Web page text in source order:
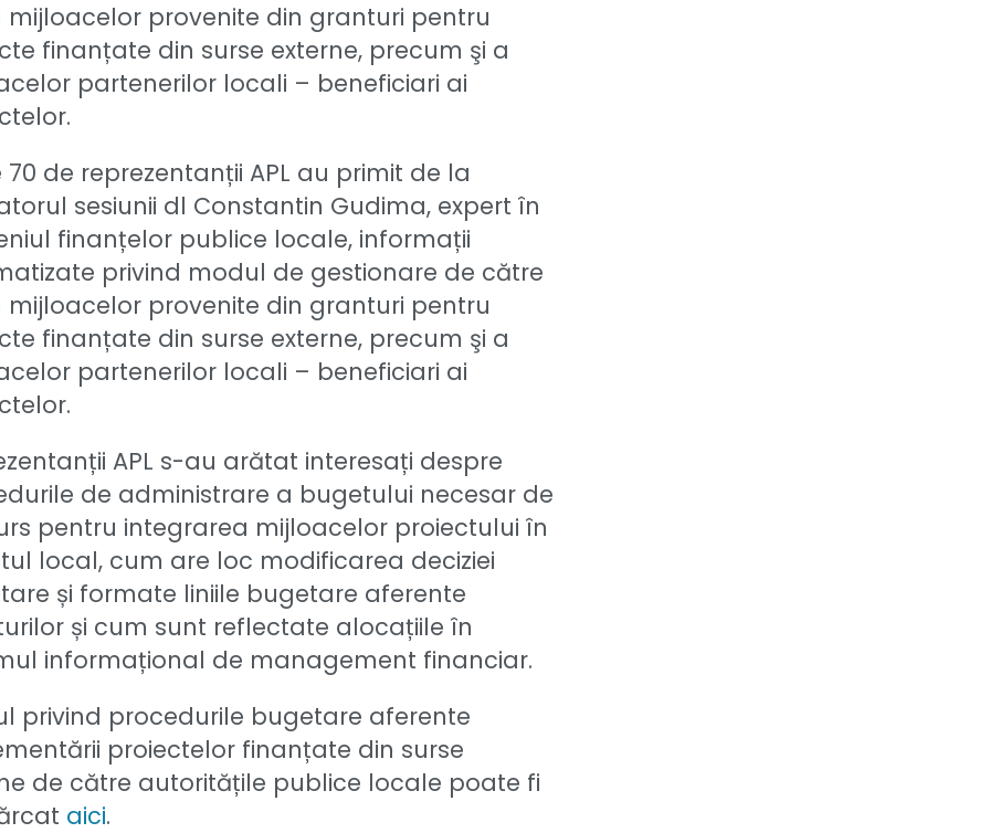
mijloacelor provenite din granturi pentru
finanțate din surse externe, precum şi a
partenerilor locali – beneficiari ai
70 de reprezentanții APL au primit de la
sesiunii dl Constantin Gudima, expert în
finanțelor publice locale, informații
privind modul de gestionare de către
mijloacelor provenite din granturi pentru
finanțate din surse externe, precum şi a
partenerilor locali – beneficiari ai
APL s-au arătat interesați despre
de administrare a bugetului necesar de
pentru integrarea mijloacelor proiectului în
local, cum are loc modificarea deciziei
și formate liniile bugetare aferente
și cum sunt reflectate alocațiile în
informațional de management financiar.
privind procedurile bugetare aferente
proiectelor finanțate din surse
de către autoritățile publice locale poate fi
aici.